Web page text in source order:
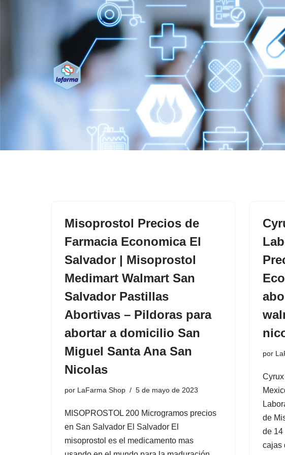
Misoprostol Precios de
Farmacia Economica El
Salvador | Misoprostol
Medimart Walmart San
Salvador Pastillas
Abortivas – Pildoras para
abortar a domicilio San
Miguel Santa Ana San
Nicolas
por LaFarma Shop 5 de mayo de 2023
MISOPROSTOL 200 Microgramos precios
en San Salvador El Salvador El
misoprostol es el medicamento mas
por
de
de 14
cajas